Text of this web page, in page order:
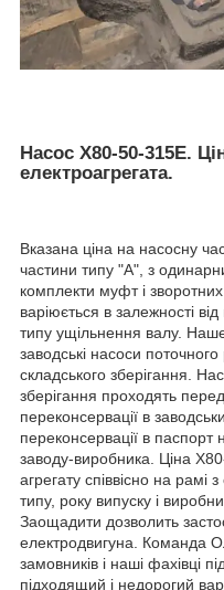
Насос Х80-50-315Е.
електроагрегата.
Вказана ціна на насосну
частини типу "А", з
комплекти муфт і
варіюється в залежності
типу ущільнення валу.
заводські насоси
складського зберігання.
зберігання проходять
переконсервації в
переконсервації в паспорт
заводу-виробника. Ціна
агрегату співвісно на рамі
типу, року випуску і
Заощадити дозволить
електродвигуна. Команда
замовників і наші фахівці
підходящий і недорогий